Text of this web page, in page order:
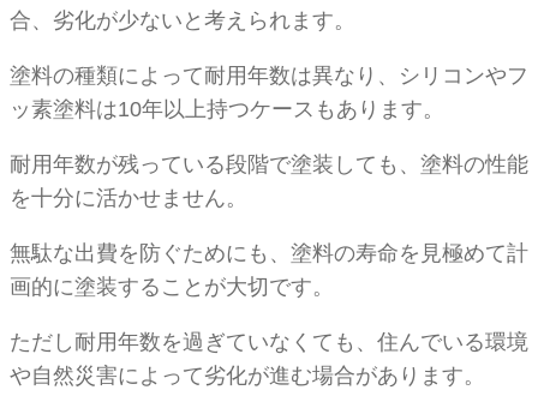
合、劣化が少ないと考えられます。
塗料の種類によって耐用年数は異なり、シリコンやフ
ッ素塗料は10年以上持つケースもあります。
耐用年数が残っている段階で塗装しても、塗料の性能
を十分に活かせません。
無駄な出費を防ぐためにも、塗料の寿命を見極めて計
画的に塗装することが大切です。
ただし耐用年数を過ぎていなくても、住んでいる環境
や自然災害によって劣化が進む場合があります。